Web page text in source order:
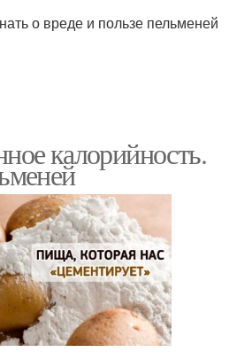
о вреде и пользе пельменей
калорийность.